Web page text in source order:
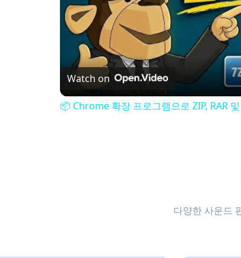
Watch on
📦 Chrome 확장 프로그램으로 ZIP, RAR
다양한 사운드